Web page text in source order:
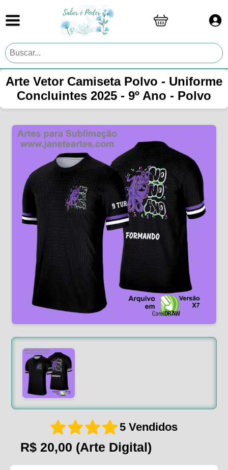
Arte Vetor Camiseta Polvo - Uniforme
Concluintes 2025 - 9º Ano - Polvo
5 Vendidos
R$ 20,00 (Arte Digital)